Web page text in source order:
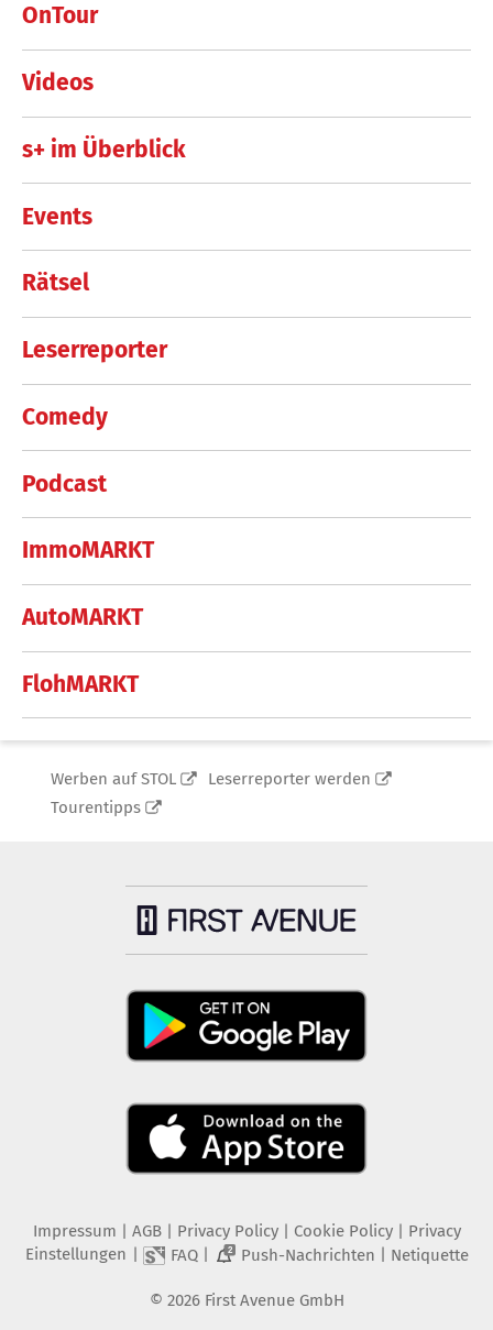
OnTour
Videos
s+ im Überblick
Events
Rätsel
Leserreporter
Comedy
Podcast
ImmoMARKT
AutoMARKT
FlohMARKT
Werben auf STOL
Leserreporter werden
Tourentipps
Impressum AGB Privacy Policy| Cookie Policy| Privacy
Einstellungen
FAQ| 2 Push-Nachrichten Netiquette
© 2026 First Avenue GmbH